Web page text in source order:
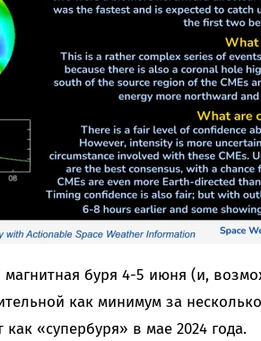
магнитная буря 4-5 июня (и,
как минимум за
«супербуря» в мае 2024 года.